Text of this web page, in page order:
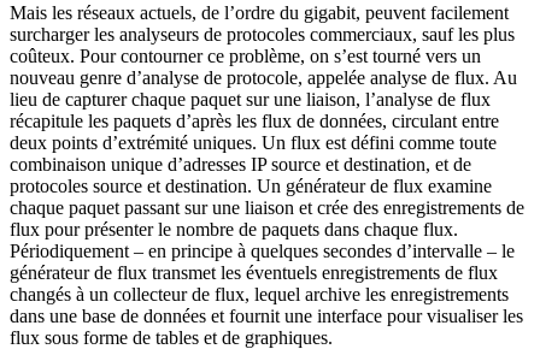
Mais les réseaux actuels, de l’ordre du gigabit, peuvent facilement
surcharger les analyseurs de protocoles commerciaux, sauf les plus
coûteux. Pour contourner ce problème, on s’est tourné vers un
nouveau genre d’analyse de protocole, appelée analyse de flux. Au
lieu de capturer chaque paquet sur une liaison, l’analyse de flux
récapitule les paquets d’après les flux de données, circulant entre
deux points d’extrémité uniques. Un flux est défini comme toute
combinaison unique d’adresses IP source et destination, et de
protocoles source et destination. Un générateur de flux examine
chaque paquet passant sur une liaison et crée des enregistrements de
flux pour présenter le nombre de paquets dans chaque flux.
Périodiquement – en principe à quelques secondes d’intervalle – le
générateur de flux transmet les éventuels enregistrements de flux
changés à un collecteur de flux, lequel archive les enregistrements
dans une base de données et fournit une interface pour visualiser les
flux sous forme de tables et de graphiques.